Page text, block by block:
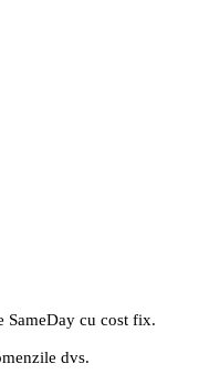
SameDay cu cost fix.
dvs.